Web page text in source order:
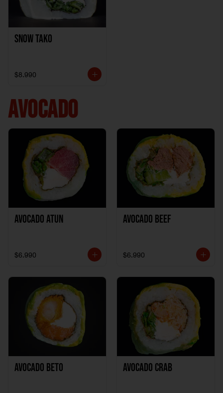
Snow Tako
$8.990
AVOCADO
Avocado Atun
$6.990
Avocado Beef
$6.990
Avocado Beto Avocado Crab